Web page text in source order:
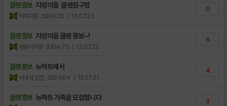
클랜홍보 지렁이들 클랜원구함
의자지렁 조회수:35 | 13.07.23
0
클랜홍보 지렁이들 클랜 홍보~!
바람이지렁 조회수:73 | 13.07.23
6
클랜홍보 뉴하트에서
닉네임 인간 조회수:64 | 13.07.21
4
클랜홍보 뉴하트 가족을 모집합니다 3